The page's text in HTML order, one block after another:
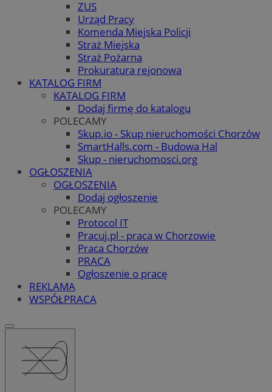
ZUS
Urząd Pracy
Komenda Miejska Policji
Straż Miejska
Straż Pożarna
Prokuratura rejonowa
KATALOG FIRM
KATALOG FIRM
Dodaj firmę do katalogu
POLECAMY
Skup.io - Skup nieruchomości Chorzów
SmartHalls.com - Budowa Hal
Skup - nieruchomosci.org
OGŁOSZENIA
OGŁOSZENIA
Dodaj ogłoszenie
POLECAMY
Protocol IT
Pracuj.pl - praca w Chorzowie
Praca Chorzów
PRACA
Ogłoszenie o pracę
REKLAMA
WSPÓŁPRACA